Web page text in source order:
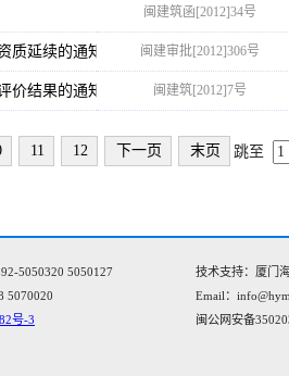
闽建筑函[2012]34号
质延续的通知 闽建审批[2012]306号
价结果的通知 闽建筑[2012]7号
11 12 下一页 末页 跳至
5050320 5050127
5070020
号-3
技术支持：厦门
Email：
闽公网安备